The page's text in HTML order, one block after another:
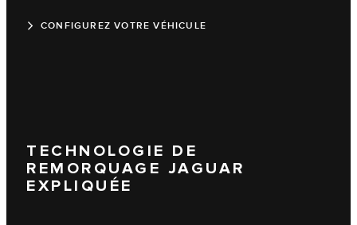
CONFIGUREZ VOTRE VÉHICULE
TECHNOLOGIE DE
REMORQUAGE JAGUAR
EXPLIQUÉE